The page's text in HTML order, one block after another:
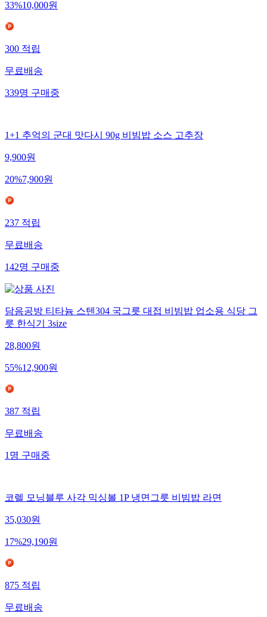
33%10,000원
300적립
무료배송
339명구매중
1+1 추억의 군대 맛다시 90g 비빔밥 소스 고추장
9,900원
20%7,900원
237적립
무료배송
142명구매중
담음공방 티타늄 스텐304 국그릇 대접 비빔밥 업소용 식당 그
릇 한식기 3size
28,800원
55%12,900원
387적립
무료배송
1명구매중
코렐 모닝블루 사각 믹싱볼 1P 냉면그릇 비빔밥 라면
35,030원
17%29,190원
875적립
무료배송